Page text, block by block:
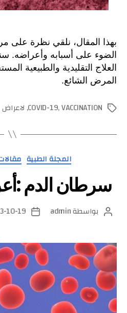
بهذا المقال، نلقي نظرة على
الضوء على أسبابه وأعراضه.
العلاج التقليدية والطبيعية
المرض الشائع.
الوسوم COVID-19,VACCINATION
, لاعراض
المجلة الطبية
سرطان الدم
كاتببواسطةadmin
تاريخ10-19